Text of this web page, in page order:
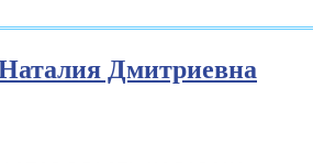
Дмитриевна